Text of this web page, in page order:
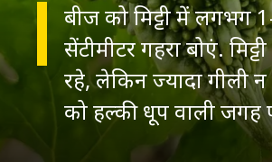
बीज को मिट्टी में लगभग
सेंटीमीटर गहरा बोएं.
रहे, लेकिन ज्यादा गीली
को हल्की धूप वाली जगह